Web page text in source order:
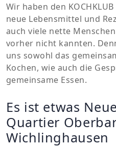
Wir haben den
neue Lebensmittel und
auch viele nette
vorher nicht kannten.
uns sowohl das
Kochen, wie auch die
gemeinsame Essen.
Es ist etwas
Quartier
Wichlinghausen